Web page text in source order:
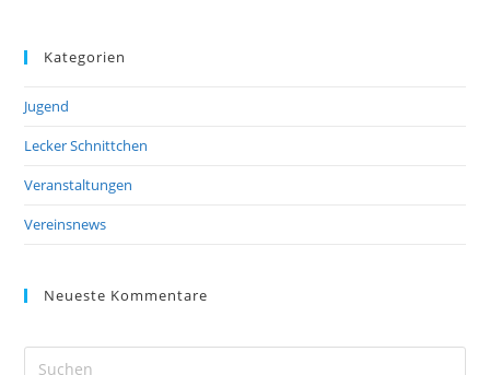
Kategorien
Jugend
Lecker Schnittchen
Veranstaltungen
Vereinsnews
Neueste Kommentare